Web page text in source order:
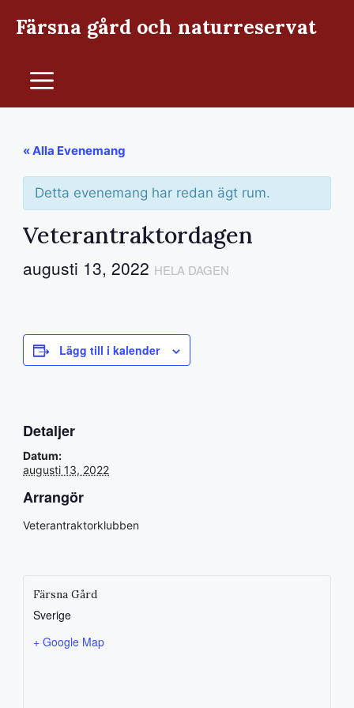
Färsna gård och naturreservat
Meny
« Alla Evenemang
Detta evenemang har redan ägt rum.
Veterantraktordagen
augusti 13, 2022 HELA DAGEN
Lägg till i kalender
Detaljer
Datum:
augusti 13, 2022
Arrangör
Veterantraktorklubben
Färsna Gård
Sverige
+ Google Map